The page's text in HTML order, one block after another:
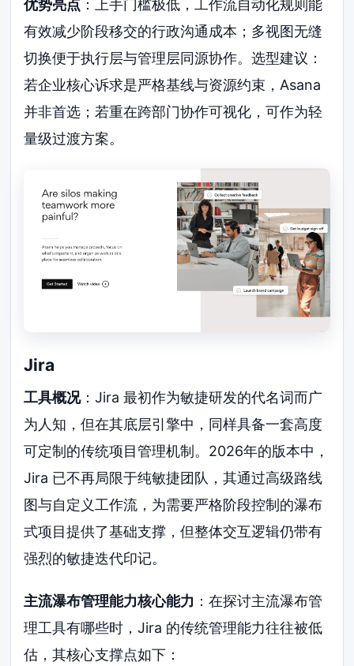
优势亮点 ：上手门槛极低，工作流自动化规则能
有效减少阶段移交的行政沟通成本；多视图无缝
切换便于执行层与管理层同源协作。选型建议：
若企业核心诉求是严格基线与资源约束，Asana
并非首选；若重在跨部门协作可视化，可作为轻
量级过渡方案。
Jira
工具概况：Jira 最初作为敏捷研发的代名词而广
为人知，但在其底层引擎中，同样具备一套高度
可定制的传统项目管理机制。2026年的版本中，
Jira 已不再局限于纯敏捷团队，其通过高级路线
图与自定义工作流，为需要严格阶段控制的瀑布
式项目提供了基础支撑，但整体交互逻辑仍带有
强烈的敏捷迭代印记。
主流瀑布管理能力核心能力 ：在探讨主流瀑布管
理工具有哪些时，Jira 的传统管理能力往往被低
估，其核心支撑点如下：